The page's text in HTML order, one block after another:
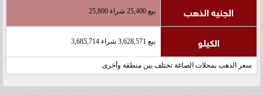
الجنيه الذهب بيع 25,400 شراء 25,800
الكيلو بيع 3,628,571 شراء 3,685,714
سعر الذهب بمحلات الصاغة تختلف بين منطقة وأخرى